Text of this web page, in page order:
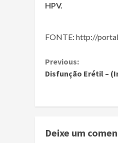
HPV.
FONTE: http://
Continue
Reading
Previous:
Disfunção Erétil –
Deixe um